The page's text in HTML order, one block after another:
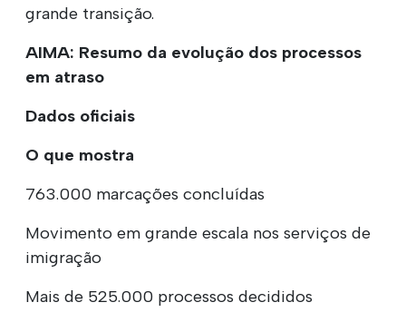
grande transição.
AIMA: Resumo da evolução dos processos
em atraso
Dados oficiais
O que mostra
763.000 marcações concluídas
Movimento em grande escala nos serviços de
imigração
Mais de 525.000 processos decididos